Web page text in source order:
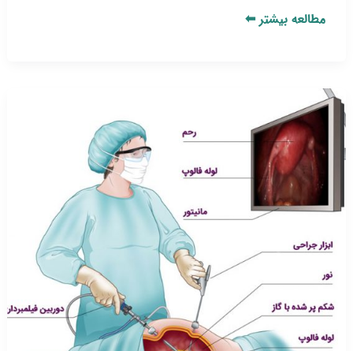
مطالعه بیشتر ⬅
لاپاراسکوپی
چیست
چگونه
در
درمان
استفاده